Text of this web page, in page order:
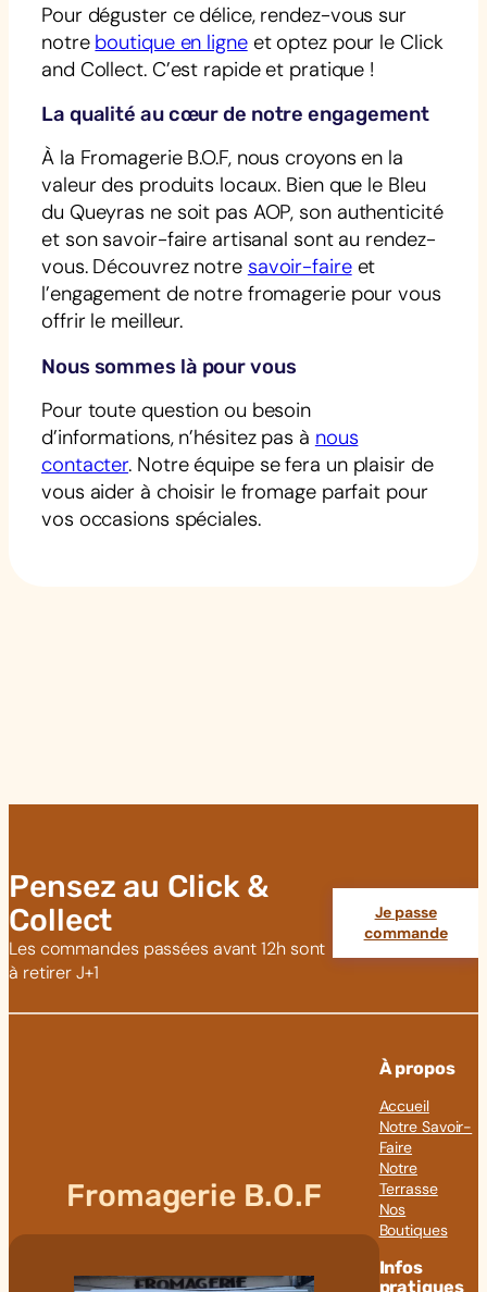
Pour déguster ce délice, rendez-vous sur
notre boutique en ligneet optez pour le Click
and Collect. C’est rapide et pratique !
La qualité au cœur de notre engagement
À la Fromagerie B.O.F, nous croyons en la
valeur des produits locaux. Bien que le Bleu
du Queyras ne soit pas AOP, son authenticité
et son savoir-faire artisanal sont au rendez-
vous. Découvrez notre savoir-faireet
l’engagement de notre fromagerie pour vous
offrir le meilleur.
Nous sommes là pour vous
Pour toute question ou besoin
d’informations, n’hésitez pas à nous
contacter. Notre équipe se fera un plaisir de
vous aider à choisir le fromage parfait pour
vos occasions spéciales.
Pensez au Click &
Collect
Les commandes passées avant 12h sont
à retirer J+1
Je passe
commande
Fromagerie B.O.F
À propos
Accueil
Notre Savoir-
Faire
Notre
Terrasse
Nos
Boutiques
Infos
pratiques